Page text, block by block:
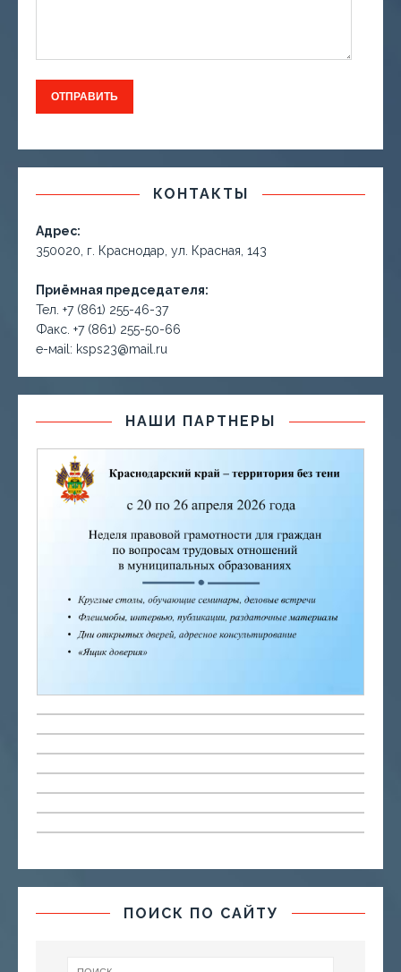
КОНТАКТЫ
Адрес:
350020, г. Краснодар, ул. Красная, 143
Приёмная председателя:
Тел. +7 (861) 255-46-37
Факс. +7 (861) 255-50-66
е-маil: ksps23@mail.ru
НАШИ ПАРТНЕРЫ
ПОИСК ПО САЙТУ